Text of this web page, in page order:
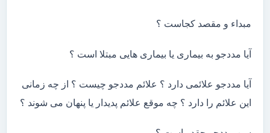
مبداء و مقصد کجاست ؟
آیا مددجو به بیماری یا بیماری هایی مبتلا است ؟
آیا مددجو علائمی دارد ؟ علائم مددجو چیست ؟ از چه زمانی
این علائم را دارد ؟ چه موقع علائم پدیدار یا پنهان می شوند ؟